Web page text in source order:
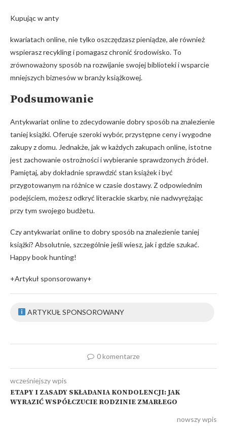
Kupując w anty
kwariatach online, nie tylko oszczędzasz pieniądze, ale również
wspierasz recykling i pomagasz chronić środowisko. To
zrównoważony sposób na rozwijanie swojej biblioteki i wsparcie
mniejszych biznesów w branży książkowej.
Podsumowanie
Antykwariat online to zdecydowanie dobry sposób na znalezienie
taniej książki. Oferuje szeroki wybór, przystępne ceny i wygodne
zakupy z domu. Jednakże, jak w każdych zakupach online, istotne
jest zachowanie ostrożności i wybieranie sprawdzonych źródeł.
Pamiętaj, aby dokładnie sprawdzić stan książek i być
przygotowanym na różnice w czasie dostawy. Z odpowiednim
podejściem, możesz odkryć literackie skarby, nie nadwyrężając
przy tym swojego budżetu.
Czy antykwariat online to dobry sposób na znalezienie taniej
książki? Absolutnie, szczególnie jeśli wiesz, jak i gdzie szukać.
Happy book hunting!
+Artykuł sponsorowany+
ARTYKUŁ SPONSOROWANY
0 komentarze
wcześniejszy wpis
ETAPY I ZASADY SKŁADANIA KONDOLENCJI: JAK
WYRAZIĆ WSPÓŁCZUCIE RODZINIE ZMARŁEGO
nowszy wpis